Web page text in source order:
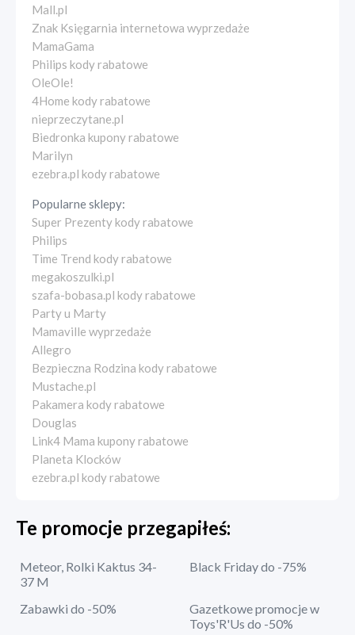
Mall.pl
Znak Księgarnia internetowa wyprzedaże
MamaGama
Philips kody rabatowe
OleOle!
4Home kody rabatowe
nieprzeczytane.pl
Biedronka kupony rabatowe
Marilyn
ezebra.pl kody rabatowe
Popularne sklepy:
Super Prezenty kody rabatowe
Philips
Time Trend kody rabatowe
megakoszulki.pl
szafa-bobasa.pl kody rabatowe
Party u Marty
Mamaville wyprzedaże
Allegro
Bezpieczna Rodzina kody rabatowe
Mustache.pl
Pakamera kody rabatowe
Douglas
Link4 Mama kupony rabatowe
Planeta Klocków
ezebra.pl kody rabatowe
Te promocje przegapiłeś:
Meteor, Rolki Kaktus 34-
37 M
Black Friday do -75%
Zabawki do -50%
Gazetkowe promocje w
Toys'R'Us do -50%